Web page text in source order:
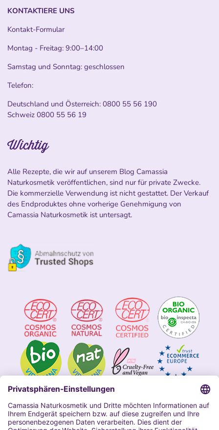
KONTAKTIERE UNS
Kontakt-Formular
Montag - Freitag: 9:00–14:00
Samstag und Sonntag: geschlossen
Telefon:
Deutschland und Österreich: 0800 55 56 190
Schweiz 0800 55 56 19
Wichtig
Alle Rezepte, die wir auf unserem Blog Camassia
Naturkosmetik veröffentlichen, sind nur für private Zwecke.
Die kommerzielle Verwendung ist nicht gestattet. Der Verkauf
des Endproduktes ohne vorherige Genehmigung von
Camassia Naturkosmetik ist untersagt.
Impressum
Allgemeine Geschäftsbedingungen